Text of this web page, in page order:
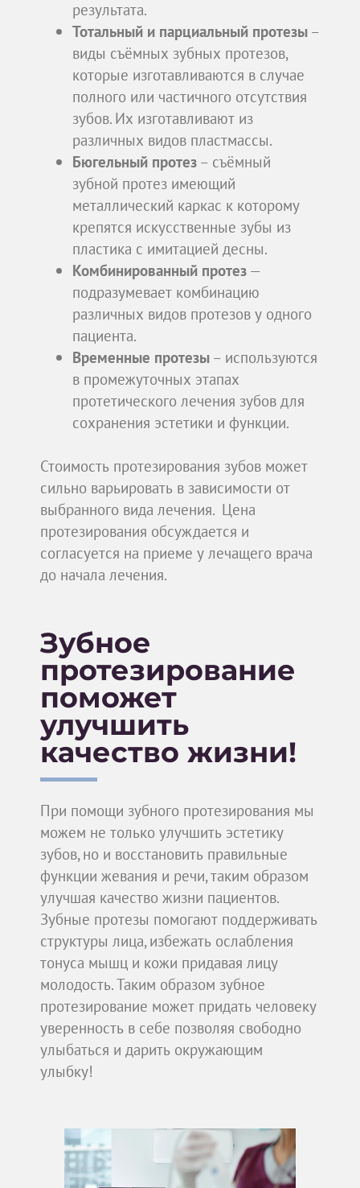
результата.
Тотальный и парциальный протезы –
виды съёмных зубных протезов,
которые изготавливаются в случае
полного или частичного отсутствия
зубов. Их изготавливают из
различных видов пластмассы.
Бюгельный протез – съёмный
зубной протез имеющий
металлический каркас к которому
крепятся искусственные зубы из
пластика с имитацией десны.
Комбинированный протез —
подразумевает комбинацию
различных видов протезов у одного
пациента.
Временные протезы – используются
в промежуточных этапах
протетического лечения зубов для
сохранения эстетики и функции.
Стоимость протезирования зубов может
сильно варьировать в зависимости от
выбранного вида лечения. Цена
протезирования обсуждается и
согласуется на приеме у лечащего врача
до начала лечения.
Зубное
протезирование
поможет
улучшить
качество жизни!
При помощи зубного протезирования мы
можем не только улучшить эстетику
зубов, но и восстановить правильные
функции жевания и речи, таким образом
улучшая качество жизни пациентов.
Зубные протезы помогают поддерживать
структуры лица, избежать ослабления
тонуса мышц и кожи придавая лицу
молодость. Таким образом зубное
протезирование может придать человеку
уверенность в себе позволяя свободно
улыбаться и дарить окружающим
улыбку!